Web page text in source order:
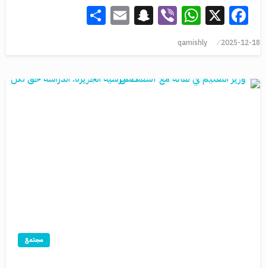
Facebook
X
WhatsApp
Viber
Snapchat
Email
2025-12-18
qamishly
مجتمع